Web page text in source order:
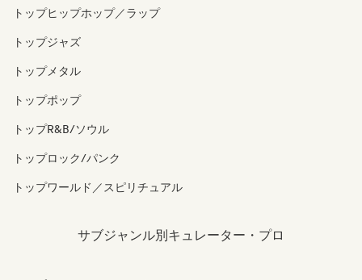
トップヒップホップ／ラップ
トップジャズ
トップメタル
トップポップ
トップR&B/ソウル
トップロック/パンク
トップワールド／スピリチュアル
サブジャンル別キュレーター・プロ